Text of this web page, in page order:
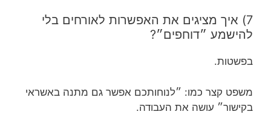
7) איך מציגים את האפשרות לאורחים בלי
להישמע ״דוחפים״?
בפשטות.
משפט קצר כמו: ״לנוחותכם אפשר גם מתנה באשראי
בקישור״ עושה את העבודה.